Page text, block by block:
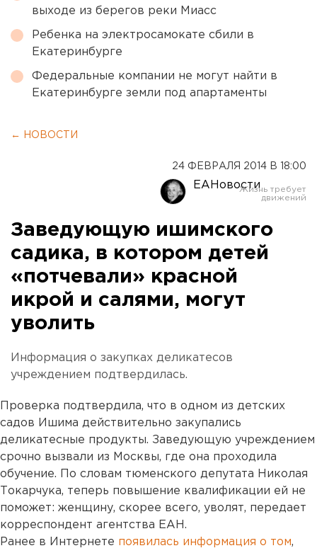
выходе из берегов реки Миасс
Ребенка на электросамокате сбили в
Екатеринбурге
Федеральные компании не могут найти в
Екатеринбурге земли под апартаменты
← НОВОСТИ
24 ФЕВРАЛЯ 2014 В 18:00
ЕАНовости
Заведующую ишимского
садика, в котором детей
«потчевали» красной
икрой и салями, могут
уволить
Информация о закупках деликатесов
учреждением подтвердилась.
Проверка подтвердила, что в одном из детских
садов Ишима действительно закупались
деликатесные продукты. Заведующую учреждением
срочно вызвали из Москвы, где она проходила
обучение. По словам тюменского депутата Николая
Токарчука, теперь повышение квалификации ей не
поможет: женщину, скорее всего, уволят, передает
корреспондент агентства ЕАН.
Ранее в Интернете появилась информация о том,